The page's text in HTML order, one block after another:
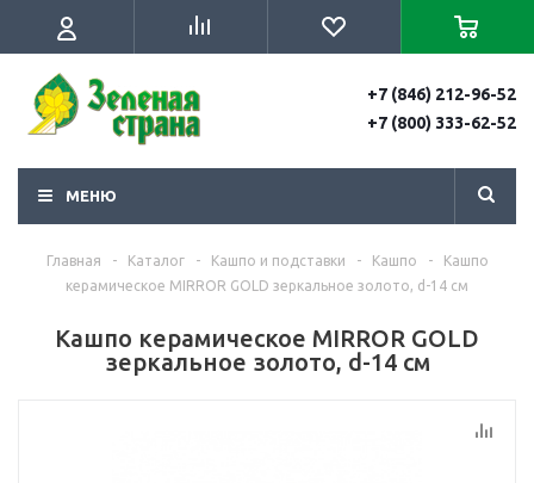
+7 (846) 212-96-52
+7 (800) 333-62-52
МЕНЮ
Главная - Каталог - Кашпо и подставки - Кашпо -
Кашпо
керамическое MIRROR GOLD зеркальное золото, d-14 см
Кашпо керамическое MIRROR GOLD
зеркальное золото, d-14 см